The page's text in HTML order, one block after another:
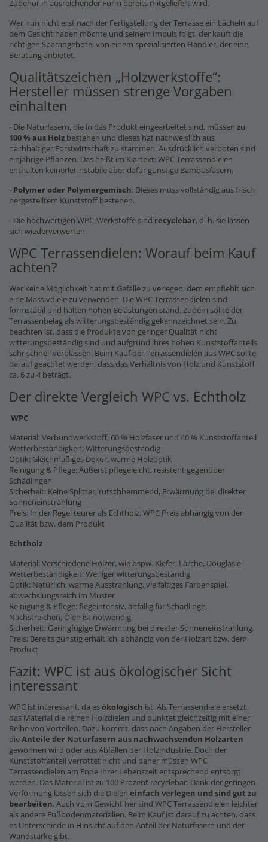
Zubehör in ausreichender Form bereits mitgeliefert wird.
Wer nun nicht erst nach der Fertigstellung der Terrasse ein Lächeln auf
dem Gesicht haben möchte und seinem Impuls folgt, der kauft die
richtigen Sparangebote, von einem spezialisierten Händler, der eine
Beratung anbietet.
Qualitätszeichen „Holzwerkstoffe“:
Hersteller müssen strenge Vorgaben
einhalten
- Die Naturfasern, die in das Produkt eingearbeitet sind, müssen zu
100 % aus Holz bestehen und dieses hat nachweislich aus
nachhaltiger Forstwirtschaft zu stammen. Ausdrücklich verboten sind
einjährige Pflanzen. Das heißt im Klartext: WPC Terrassendielen
enthalten keinerlei instabile aber dafür günstige Bambusfasern.
- Polymer oder Polymergemisch: Dieses muss vollständig aus frisch
hergestelltem Kunststoff bestehen.
- Die hochwertigen WPC-Werkstoffe sind recyclebar, d. h. sie lassen
sich wiederverwerten.
WPC Terrassendielen: Worauf beim Kauf
achten?
Wer keine Möglichkeit hat mit Gefälle zu verlegen, dem empfiehlt sich
eine Massivdiele zu verwenden. Die WPC Terrassendielen sind
formstabil und halten hohen Belastungen stand. Zudem sollte der
Terrassenbelag als witterungsbeständig gekennzeichnet sein. Zu
beachten ist, dass die Produkte von geringer Qualität nicht
witterungsbeständig sind und aufgrund ihres hohen Kunststoffanteils
sehr schnell verblassen. Beim Kauf der Terrassendielen aus WPC sollte
darauf geachtet werden, dass das Verhältnis von Holz und Kunststoff
ca. 6 zu 4 beträgt.
Der direkte Vergleich WPC vs. Echtholz
WPC
Material: Verbundwerkstoff, 60 % Holzfaser und 40 % Kunststoffanteil
Wetterbeständigkeit: Witterungsbeständig
Optik: Gleichmäßiges Dekor, warme Holzoptik
Reinigung & Pflege: Äußerst pflegeleicht, resistent gegenüber
Schädlingen
Sicherheit: Keine Splitter, rutschhemmend, Erwärmung bei direkter
Sonneneinstrahlung
Preis: In der Regel teurer als Echtholz, WPC Preis abhängig von der
Qualität bzw. dem Produkt
Echtholz
Material: Verschiedene Hölzer, wie bspw. Kiefer, Lärche, Douglasie
Wetterbeständigkeit: Weniger witterungsbeständig
Optik: Natürlich, warme Ausstrahlung, vielfältiges Farbenspiel,
abwechslungsreich im Muster
Reinigung & Pflege: flegeintensiv, anfällig für Schädlinge,
Nachstreichen, Ölen ist notwendig
Sicherheit: Geringfügige Erwärmung bei direkter Sonneneinstrahlung
Preis: Bereits günstig erhältlich, abhängig von der Holzart bzw. dem
Produkt
Fazit: WPC ist aus ökologischer Sicht
interessant
WPC ist interessant, da esökologisch ist. Als Terrassendiele ersetzt
das Material die reinen Holzdielen und punktet gleichzeitig mit einer
Reihe von Vorteilen. Dazu kommt, dass nach Angaben der Hersteller
dieAnteile der Naturfasern aus nachwachsenden Holzarten
gewonnen wird oder aus Abfällen der Holzindustrie. Doch der
Kunststoffanteil verrottet nicht und daher müssen WPC
Terrassendielen am Ende Ihrer Lebenszeit entsprechend entsorgt
werden. Das Material ist zu 100 Prozent recyclebar. Dank der geringen
Verformung lassen sich die Dielen einfach verlegen und sind gut zu
bearbeiten. Auch vom Gewicht her sind WPC Terrassendielen leichter
als andere Fußbodenmaterialien. Beim Kauf ist darauf zu achten, dass
es Unterschiede in Hinsicht auf den Anteil der Naturfasern und der
Wandstärke gibt.